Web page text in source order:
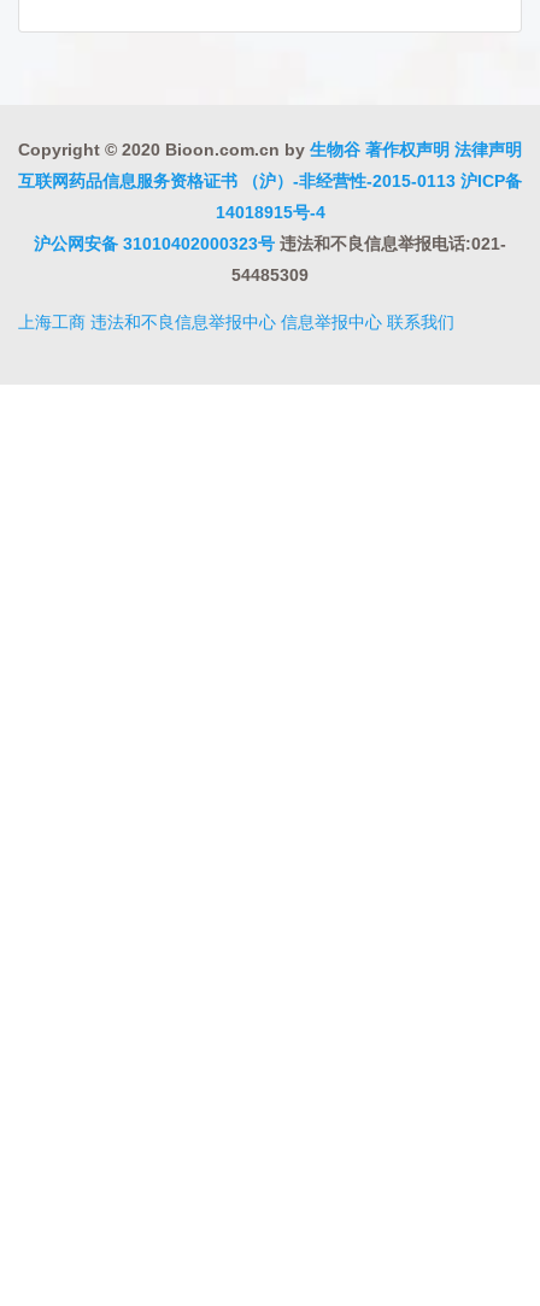
Copyright © 2020 Bioon.com.cn by 生物谷 著作权声明 法律声明
互联网药品信息服务资格证书 （沪）-非经营性-2015-0113 沪ICP备
14018915号-4
沪公网安备 31010402000323号 违法和不良信息举报电话:021-
54485309
上海工商 违法和不良信息举报中心 信息举报中心 联系我们